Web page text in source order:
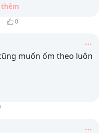
0
muốn ốm theo luôn